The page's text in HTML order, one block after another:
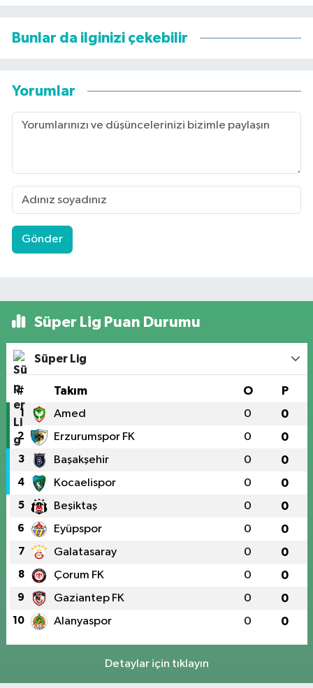
Bunlar da ilginizi çekebilir
Yorumlar
Gönder
Süper Lig Puan Durumu
Süper Lig
# Takım O P
1 Amed 0 0
2 Erzurumspor FK 0 0
3 Başakşehir 0 0
4 Kocaelispor 0 0
5 Beşiktaş 0 0
6 Eyüpspor 0 0
7 Galatasaray 0 0
8 Çorum FK 0 0
9 Gaziantep FK 0 0
10 Alanyaspor 0 0
Detaylar için tıklayın